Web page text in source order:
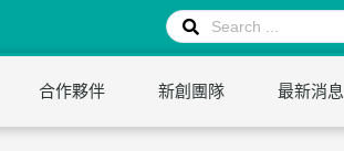
合作夥伴 新創團隊 最新消息